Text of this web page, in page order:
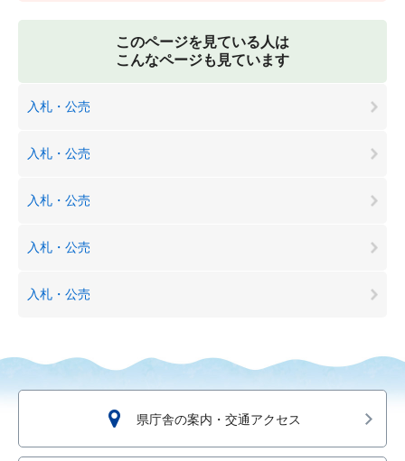
このページを見ている人は
こんなページも見ています
入札・公売
入札・公売
入札・公売
入札・公売
入札・公売
県庁舎の案内・交通アクセス